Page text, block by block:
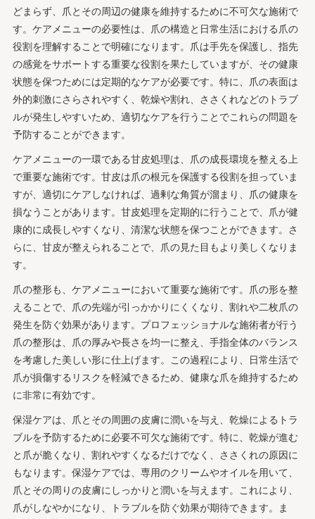
どまらず、爪とその周辺の健康を維持するために不可欠な施術で
す。ケアメニューの必要性は、爪の構造と日常生活における爪の
役割を理解することで明確になります。爪は手先を保護し、指先
の感覚をサポートする重要な役割を果たしていますが、その健康
状態を保つためには定期的なケアが必要です。特に、爪の表面は
外的刺激にさらされやすく、乾燥や割れ、ささくれなどのトラブ
ルが発生しやすいため、適切なケアを行うことでこれらの問題を
予防することができます。
ケアメニューの一環である甘皮処理は、爪の成長環境を整える上
で重要な施術です。甘皮は爪の根元を保護する役割を担っていま
すが、適切にケアしなければ、過剰な角質が溜まり、爪の健康を
損なうことがあります。甘皮処理を定期的に行うことで、爪が健
康的に成長しやすくなり、清潔な状態を保つことができます。さ
らに、甘皮が整えられることで、爪の見た目もより美しくなりま
す。
爪の整形も、ケアメニューにおいて重要な施術です。爪の形を整
えることで、爪の先端が引っかかりにくくなり、割れや二枚爪の
発生を防ぐ効果があります。プロフェッショナルな施術者が行う
爪の整形は、爪の厚みや長さを均一に整え、手指全体のバランス
を考慮した美しい形に仕上げます。この過程により、日常生活で
爪が損傷するリスクを軽減できるため、健康な爪を維持するため
に非常に有効です。
保湿ケアは、爪とその周囲の皮膚に潤いを与え、乾燥によるトラ
ブルを予防するために必要不可欠な施術です。特に、乾燥が進む
と爪が脆くなり、割れやすくなるだけでなく、ささくれの原因に
もなります。保湿ケアでは、専用のクリームやオイルを用いて、
爪とその周りの皮膚にしっかりと潤いを与えます。これにより、
爪がしなやかになり、トラブルを防ぐ効果が期待できます。ま